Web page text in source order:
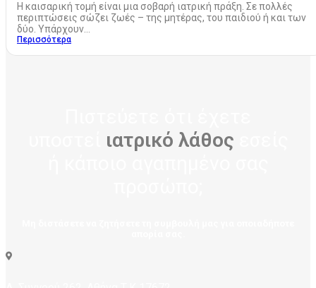
Η καισαρική τομή είναι μια σοβαρή ιατρική πράξη. Σε πολλές
περιπτώσεις σώζει ζωές – της μητέρας, του παιδιού ή και των
δύο. Υπάρχουν...
Περισσότερα
ιατρικό λάθος